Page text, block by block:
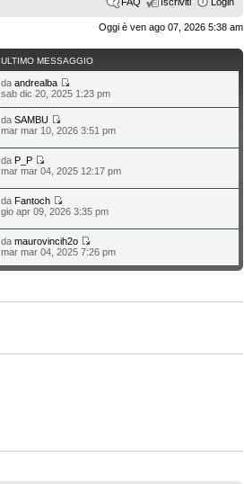
Oggi è ven ago 07, 2026 5:38 am
ULTIMO MESSAGGIO
da andrealba
sab dic 20, 2025 1:23 pm
da SAMBU
mar mar 10, 2026 3:51 pm
da P_P
mar mar 04, 2025 12:17 pm
da Fantoch
gio apr 09, 2026 3:35 pm
da maurovincih2o
mar mar 04, 2025 7:26 pm